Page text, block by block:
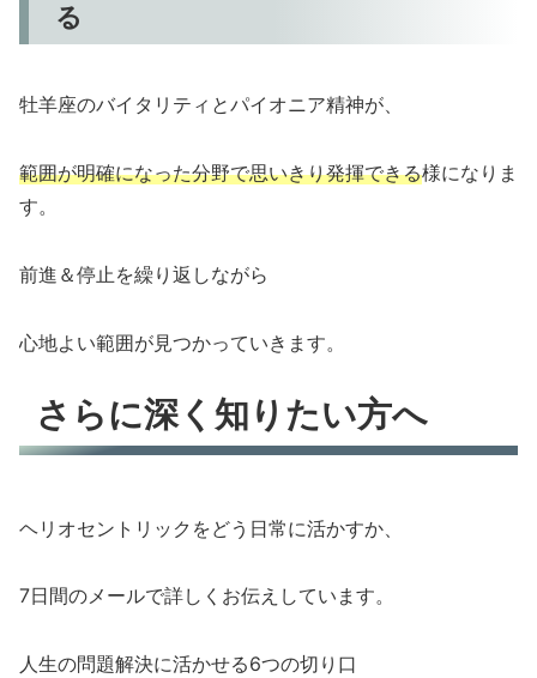
る
牡羊座のバイタリティとパイオニア精神が、
範囲が明確になった分野で思いきり発揮できる様になりま
す。
前進＆停止を繰り返しながら
心地よい範囲が見つかっていきます。
さらに深く知りたい方へ
ヘリオセントリックをどう日常に活かすか、
7日間のメールで詳しくお伝えしています。
人生の問題解決に活かせる6つの切り口